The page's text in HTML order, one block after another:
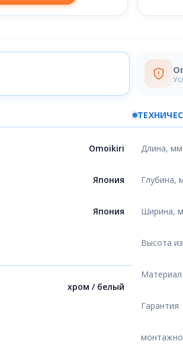
Omoikiri
Япония
Япония
хром / белый
Длина, мм
Глубина,
Ширина,
Высота
Материал
Гарантия